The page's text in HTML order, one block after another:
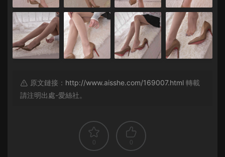
原文鏈接： http://www.aisshe.com/169007.html 轉載
請注明出處-愛絲社。
0 0